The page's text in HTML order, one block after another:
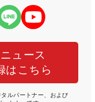
ュース
はこちら
ルパートナー、および